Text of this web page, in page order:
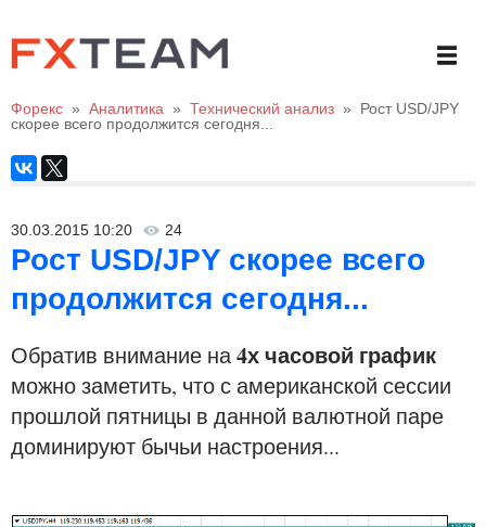
Форекс » Аналитика » Технический анализ »
Рост USD/JPY
скорее всего продолжится сегодня...
30.03.2015 10:20 24
Рост USD/JPY скорее всего
продолжится сегодня...
Обратив внимание на4х часовой график
можно заметить, что с американской сессии
прошлой пятницы в данной валютной паре
доминируют бычьи настроения...